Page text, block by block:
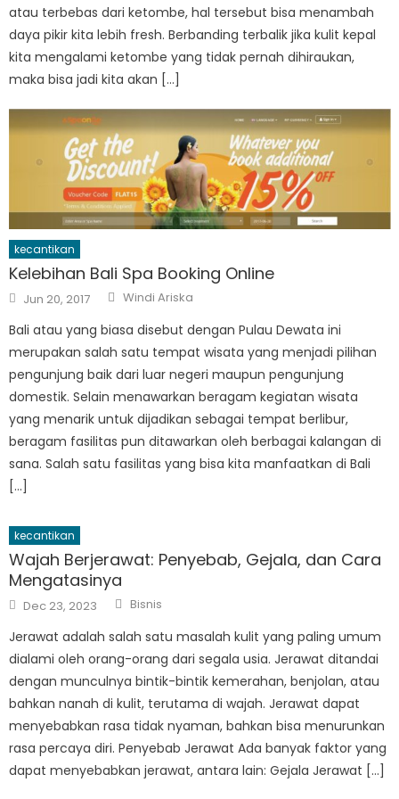
atau terbebas dari ketombe, hal tersebut bisa menambah
daya pikir kita lebih fresh. Berbanding terbalik jika kulit kepal
kita mengalami ketombe yang tidak pernah dihiraukan,
maka bisa jadi kita akan […]
kecantikan
Kelebihan Bali Spa Booking Online
Posted
on
Jun 20, 2017 Author
Windi Ariska
Bali atau yang biasa disebut dengan Pulau Dewata ini
merupakan salah satu tempat wisata yang menjadi pilihan
pengunjung baik dari luar negeri maupun pengunjung
domestik. Selain menawarkan beragam kegiatan wisata
yang menarik untuk dijadikan sebagai tempat berlibur,
beragam fasilitas pun ditawarkan oleh berbagai kalangan di
sana. Salah satu fasilitas yang bisa kita manfaatkan di Bali
[…]
kecantikan
Wajah Berjerawat: Penyebab, Gejala, dan Cara
Mengatasinya
Posted
on
Dec 23, 2023 Author
Bisnis
Jerawat adalah salah satu masalah kulit yang paling umum
dialami oleh orang-orang dari segala usia. Jerawat ditandai
dengan munculnya bintik-bintik kemerahan, benjolan, atau
bahkan nanah di kulit, terutama di wajah. Jerawat dapat
menyebabkan rasa tidak nyaman, bahkan bisa menurunkan
rasa percaya diri. Penyebab Jerawat Ada banyak faktor yang
dapat menyebabkan jerawat, antara lain: Gejala Jerawat […]